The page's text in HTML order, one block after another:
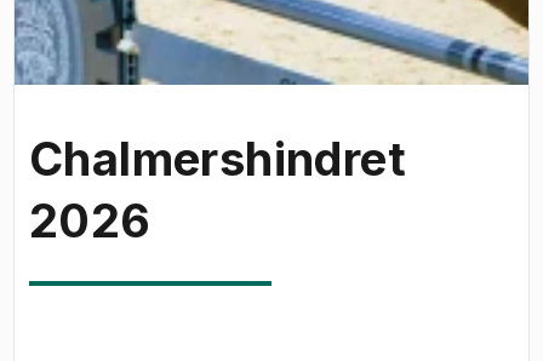
Chalmershindret
2026